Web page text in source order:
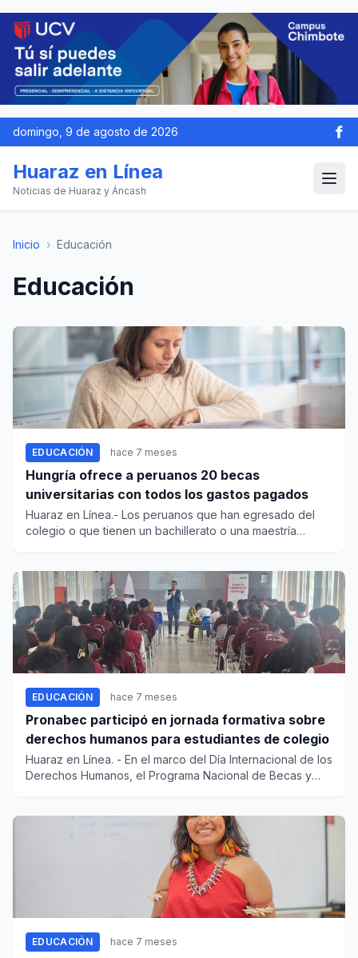
domingo, 9 de agosto de 2026
Huaraz en Línea
Noticias de Huaraz y Áncash
Inicio › Educación
Educación
EDUCACIÓN hace 7 meses
Hungría ofrece a peruanos 20 becas
universitarias con todos los gastos pagados
Huaraz en Línea.- Los peruanos que han egresado del
colegio o que tienen un bachillerato o una maestría
EDUCACIÓN hace 7 meses
Pronabec participó en jornada formativa sobre
derechos humanos para estudiantes de colegio
Huaraz en Línea. - En el marco del Día Internacional de los
Derechos Humanos, el Programa Nacional de Becas y
EDUCACIÓN hace 7 meses